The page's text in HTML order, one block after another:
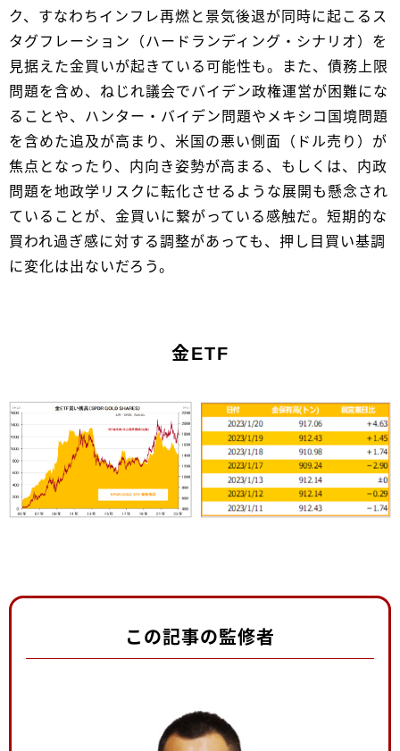
ク、すなわちインフレ再燃と景気後退が同時に起こるス
タグフレーション（ハードランディング・シナリオ）を
見据えた金買いが起きている可能性も。また、債務上限
問題を含め、ねじれ議会でバイデン政権運営が困難にな
ることや、ハンター・バイデン問題やメキシコ国境問題
を含めた追及が高まり、米国の悪い側面（ドル売り）が
焦点となったり、内向き姿勢が高まる、もしくは、内政
問題を地政学リスクに転化させるような展開も懸念され
ていることが、金買いに繋がっている感触だ。短期的な
買われ過ぎ感に対する調整があっても、押し目買い基調
に変化は出ないだろう。
金ETF
この記事の監修者